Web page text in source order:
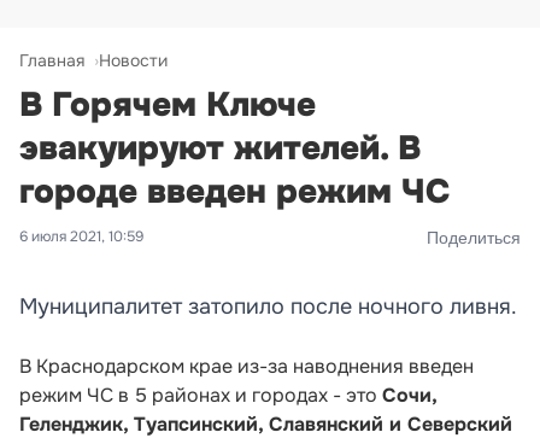
Главная Новости
В Горячем Ключе
эвакуируют жителей. В
городе введен режим ЧС
6 июля 2021, 10:59 Поделиться
Муниципалитет затопило после ночного ливня.
В Краснодарском крае из-за наводнения введен
режим ЧС в 5 районах и городах - это Сочи,
Геленджик, Туапсинский, Славянский и Северский